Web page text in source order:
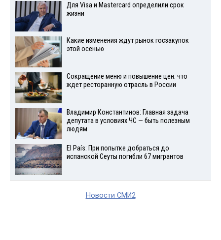
Для Visа и Mastercard определили срок
жизни
Какие изменения ждут рынок госзакупок
этой осенью
Сокращение меню и повышение цен: что
ждет ресторанную отрасль в России
Владимир Константинов: Главная задача
депутата в условиях ЧС — быть полезным
людям
El País: При попытке добраться до
испанской Сеуты погибли 67 мигрантов
Новости СМИ2